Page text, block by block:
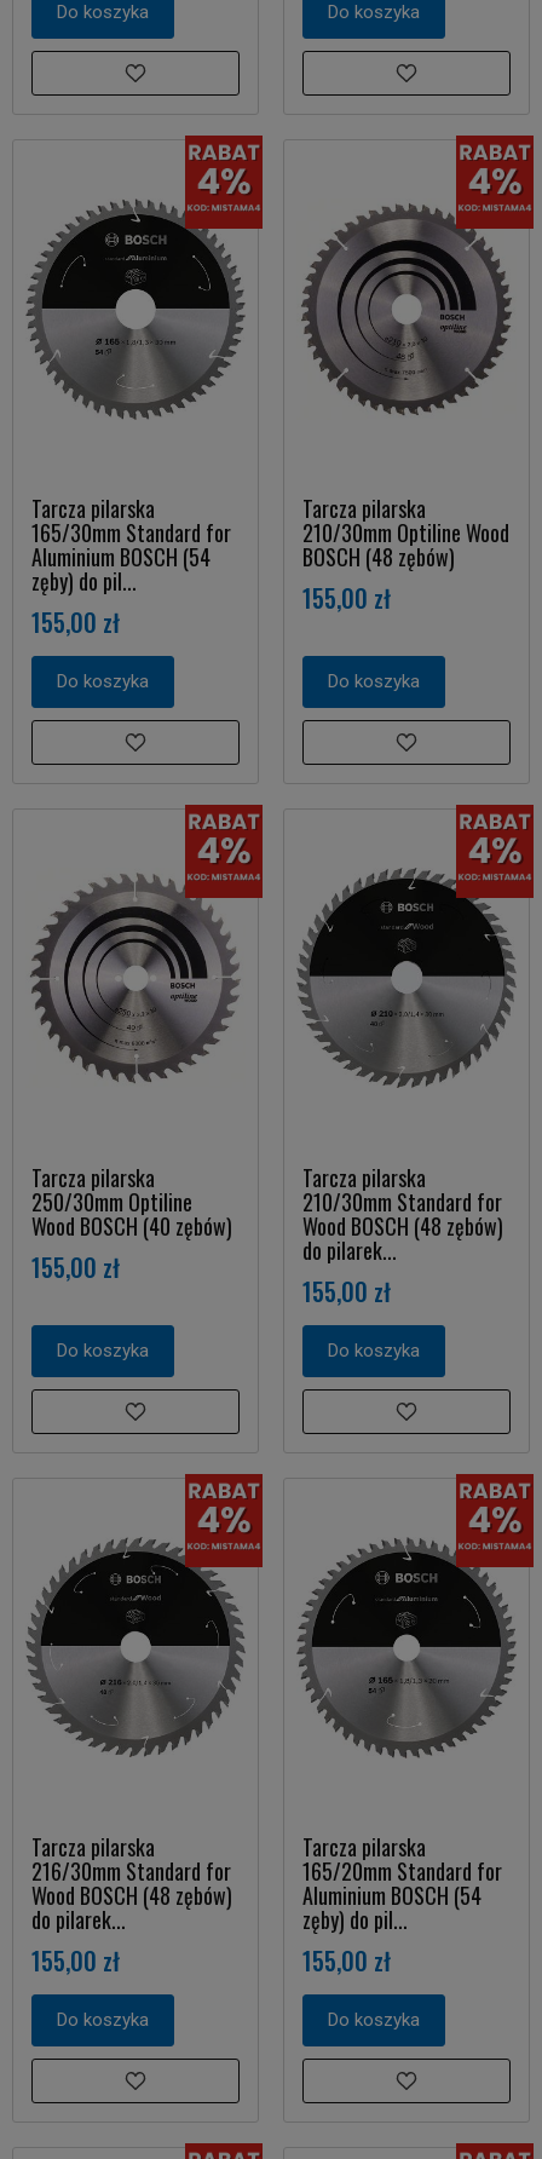
Do koszyka Do koszyka
Tarcza pilarska
165/30mm Standard for
Aluminium BOSCH (54
zęby) do pil...
155,00 zł
Do koszyka
Tarcza pilarska
210/30mm Optiline Wood
BOSCH (48 zębów)
155,00 zł
Do koszyka
Tarcza pilarska
250/30mm Optiline
Wood BOSCH (40 zębów)
155,00 zł
Do koszyka
Tarcza pilarska
210/30mm Standard for
Wood BOSCH (48 zębów)
do pilarek...
155,00 zł
Do koszyka
Tarcza pilarska
216/30mm Standard for
Wood BOSCH (48 zębów)
do pilarek...
155,00 zł
Do koszyka
Tarcza pilarska
165/20mm Standard for
Aluminium BOSCH (54
zęby) do pil...
155,00 zł
Do koszyka